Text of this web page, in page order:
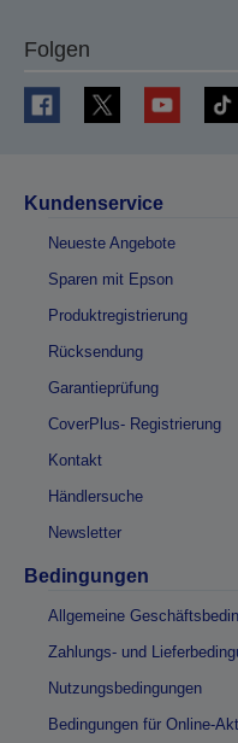
Folgen
Kundenservice
Neueste Angebote
Sparen mit Epson
Produktregistrierung
Rücksendung
Garantieprüfung
CoverPlus- Registrierung
Kontakt
Händlersuche
Newsletter
Bedingungen
Allgemeine
Zahlungs- und
Nutzungsbedingungen
Bedingungen für Online-